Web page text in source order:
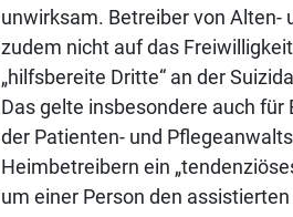
unwirksam. Betreiber von
zudem nicht auf das
„hilfsbereite Dritte“ an der
Das gelte insbesondere auch
der Patienten- und
Heimbetreibern ein
um einer Person den